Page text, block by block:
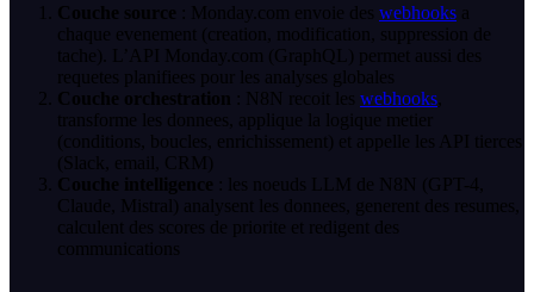
Couche source : Monday.com envoie des webhooks a
chaque evenement (creation, modification, suppression de
tache). L’API Monday.com (GraphQL) permet aussi des
requetes planifiees pour les analyses globales
Couche orchestration : N8N recoit les webhooks
transforme les donnees, applique la logique metier
(conditions, boucles, enrichissement) et appelle les API tierces
(Slack, email, CRM)
Couche intelligence : les noeuds LLM de N8N (GPT-4,
Claude, Mistral) analysent les donnees, generent des resumes,
calculent des scores de priorite et redigent des
communications